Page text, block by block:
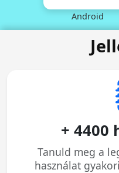
Android
+ 4400
Tanuld meg a
használat